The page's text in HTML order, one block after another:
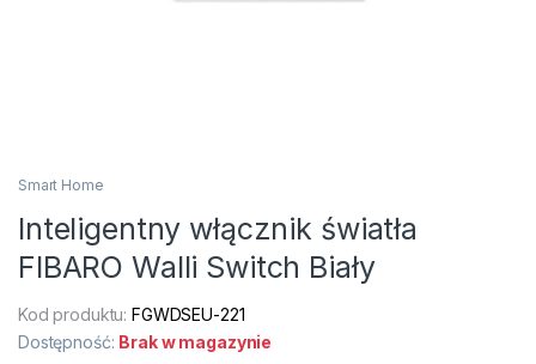
Smart Home
Inteligentny włącznik światła
FIBARO Walli Switch Biały
Kod produktu:FGWDSEU-221
Dostępność: Brak w magazynie